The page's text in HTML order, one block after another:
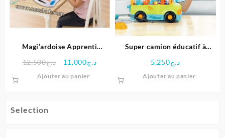
Selection
Magi’ardoise Apprenti
د.ج12,500
Le
د.ج11,000
Le
Ajouter au panier
Super camion éducatif à
د.ج5,250
Ajouter au panier